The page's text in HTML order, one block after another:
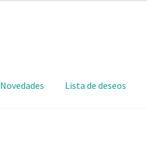
Novedades Lista de deseos